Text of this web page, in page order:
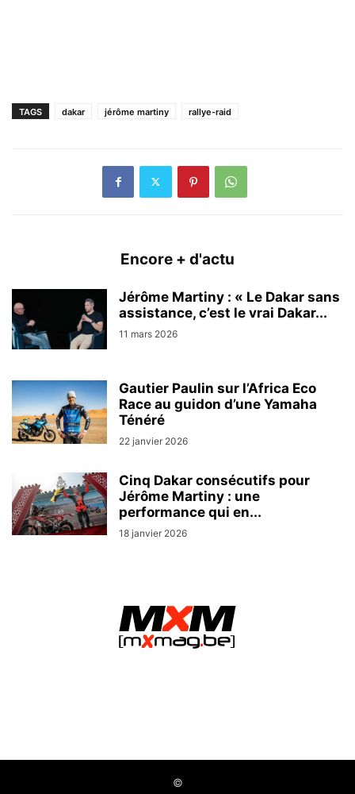
TAGS dakar jérôme martiny rallye-raid
Encore + d'actu
Jérôme Martiny : « Le Dakar sans
assistance, c’est le vrai Dakar...
11 mars 2026
Gautier Paulin sur l’Africa Eco
Race au guidon d’une Yamaha
Ténéré
22 janvier 2026
Cinq Dakar consécutifs pour
Jérôme Martiny : une
performance qui en...
18 janvier 2026
©